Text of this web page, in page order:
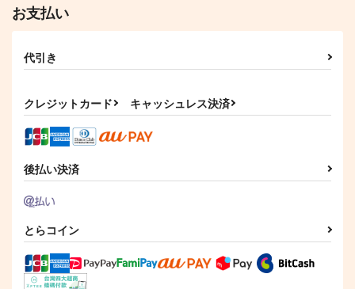
お支払い
代引き
クレジットカード キャッシュレス決済
後払い決済
とらコイン